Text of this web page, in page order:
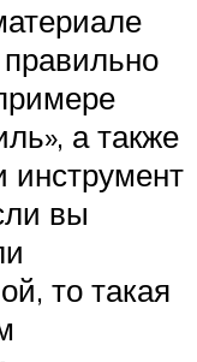
а также
инструмент
вы
то такая